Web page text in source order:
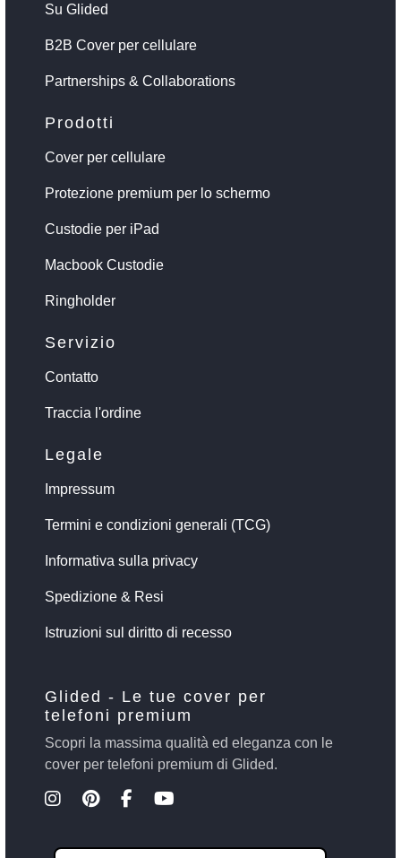
Su Glided
B2B Cover per cellulare
Partnerships & Collaborations
Prodotti
Cover per cellulare
Protezione premium per lo schermo
Custodie per iPad
Macbook Custodie
Ringholder
Servizio
Contatto
Traccia l'ordine
Legale
Impressum
Termini e condizioni generali (TCG)
Informativa sulla privacy
Spedizione & Resi
Istruzioni sul diritto di recesso
Glided - Le tue cover per
telefoni premium
Scopri la massima qualità ed eleganza con le
cover per telefoni premium di Glided.